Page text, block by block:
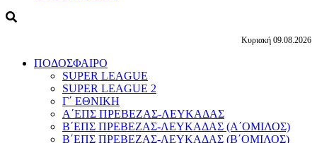
Κυριακή 09.08.2026
ΠΟΔΟΣΦΑΙΡΟ
SUPER LEAGUE
SUPER LEAGUE 2
Γ΄ ΕΘΝΙΚΗ
Α΄ΕΠΣ ΠΡΕΒΕΖΑΣ-ΛΕΥΚΑΔΑΣ
Β΄ΕΠΣ ΠΡΕΒΕΖΑΣ-ΛΕΥΚΑΔΑΣ (Α΄ΟΜΙΛΟΣ)
Β΄ΕΠΣ ΠΡΕΒΕΖΑΣ-ΛΕΥΚΑΔΑΣ (Β΄ΟΜΙΛΟΣ)